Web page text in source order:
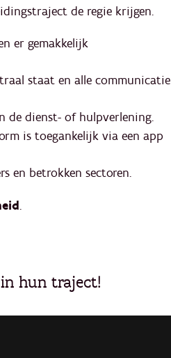
de regie krijgen.​
er gemakkelijk
staat en alle communicatie
de dienst- of hulpverlening.​
is toegankelijk via een app
en betrokken sectoren.
.
in hun traject!